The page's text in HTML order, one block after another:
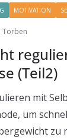
MOTIVATION
Torben
(Teil2)
mit
um
zu